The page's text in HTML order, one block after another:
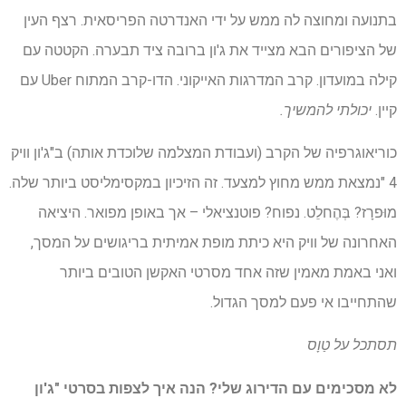
בתנועה ומחוצה לה ממש על ידי האנדרטה הפריסאית. רצף העין
של הציפורים הבא מצייד את ג'ון ברובה ציד תבערה. הקטטה עם
קילה במועדון. קרב המדרגות האייקוני. הדו-קרב המתוח Uber עם
קיין. יכולתי להמשיך.
כוריאוגרפיה של הקרב (ועבודת המצלמה שלוכדת אותה) ב"ג'ון וויק
4 "נמצאת ממש מחוץ למצעד. זה הזיכיון במקסימליסט ביותר שלה.
מוּפרָז? בְּהֶחלֵט. נפוח? פוטנציאלי – אך באופן מפואר. היציאה
האחרונה של וויק היא כיתת מופת אמיתית בריגושים על המסך,
ואני באמת מאמין שזה אחד מסרטי האקשן הטובים ביותר
שהתחייבו אי פעם למסך הגדול.
תסתכל על טַוָס
לא מסכימים עם הדירוג שלי? הנה איך לצפות בסרטי "ג'ון